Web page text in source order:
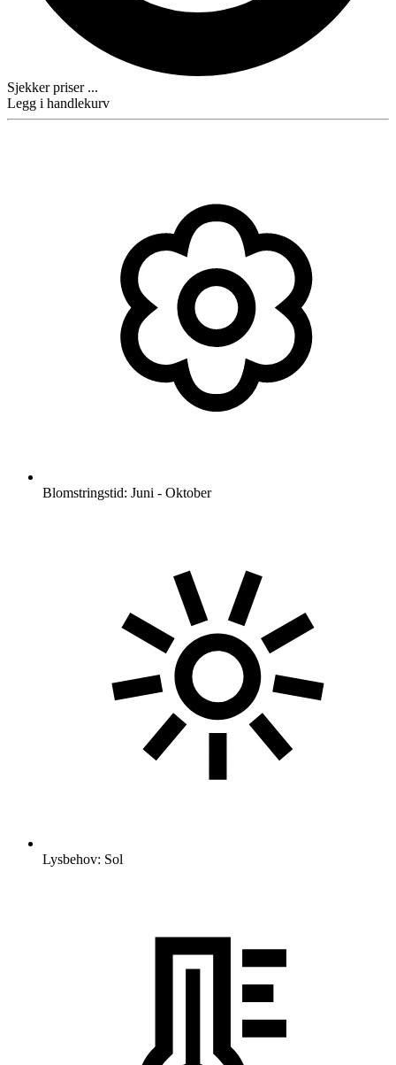
Sjekker priser ...
Legg i handlekurv
Blomstringstid: Juni - Oktober
Lysbehov: Sol